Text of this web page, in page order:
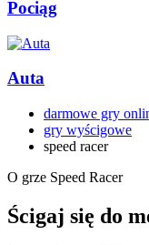
Pociąg
Auta
darmowe gry
gry wyścigowe
speed racer
O grze Speed Racer
Ścigaj się do